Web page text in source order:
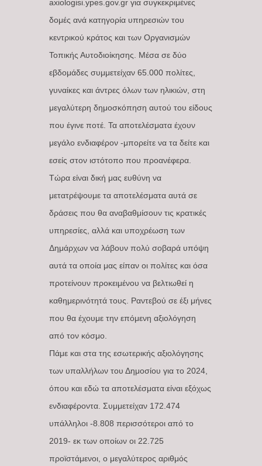
axiologisi.ypes.gov.gr για συγκεκριμένες
δομές ανά κατηγορία υπηρεσιών του
κεντρικού κράτος και των Οργανισμών
Τοπικής Αυτοδιοίκησης. Μέσα σε δύο
εβδομάδες συμμετείχαν 65.000 πολίτες,
γυναίκες και άντρες όλων των ηλικιών, στη
μεγαλύτερη δημοσκόπηση αυτού του είδους
που έγινε ποτέ. Τα αποτελέσματα έχουν
μεγάλο ενδιαφέρον -μπορείτε να τα δείτε και
εσείς στον ιστότοπο που προανέφερα.
Τώρα είναι δική μας ευθύνη να
μετατρέψουμε τα αποτελέσματα αυτά σε
δράσεις που θα αναβαθμίσουν τις κρατικές
υπηρεσίες, αλλά και υποχρέωση των
Δημάρχων να λάβουν πολύ σοβαρά υπόψη
αυτά τα οποία μας είπαν οι πολίτες και όσα
προτείνουν προκειμένου να βελτιωθεί η
καθημερινότητά τους. Ραντεβού σε έξι μήνες
που θα έχουμε την επόμενη αξιολόγηση
από τον κόσμο.
Πάμε και στα της εσωτερικής αξιολόγησης
των υπαλλήλων του Δημοσίου για το 2024,
όπου και εδώ τα αποτελέσματα είναι εξόχως
ενδιαφέροντα. Συμμετείχαν 172.474
υπάλληλοι -8.808 περισσότεροι από το
2019- εκ των οποίων οι 22.725
προϊστάμενοι, ο μεγαλύτερος αριθμός